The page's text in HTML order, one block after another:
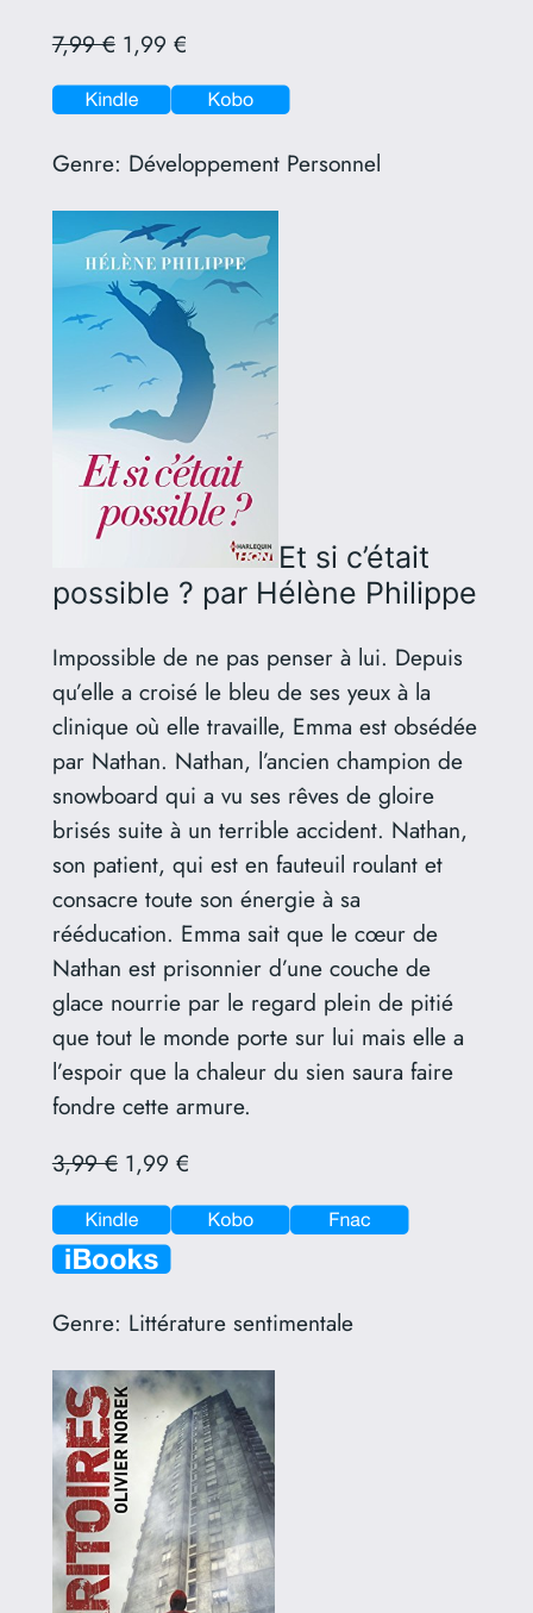
7,99 €1,99 €
Genre: Développement Personnel
Et si c’était
possible ? par Hélène Philippe
Impossible de ne pas penser à lui. Depuis
qu’elle a croisé le bleu de ses yeux à la
clinique où elle travaille, Emma est obsédée
par Nathan. Nathan, l’ancien champion de
snowboard qui a vu ses rêves de gloire
brisés suite à un terrible accident. Nathan,
son patient, qui est en fauteuil roulant et
consacre toute son énergie à sa
rééducation. Emma sait que le cœur de
Nathan est prisonnier d’une couche de
glace nourrie par le regard plein de pitié
que tout le monde porte sur lui mais elle a
l’espoir que la chaleur du sien saura faire
fondre cette armure.
3,99 €1,99 €
Genre: Littérature sentimentale